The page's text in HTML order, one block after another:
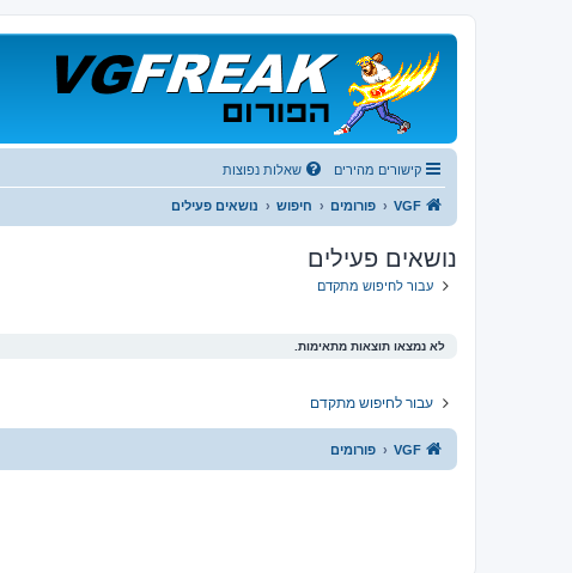
קישורים מהירים שאלות נפוצות
VGF פורומים חיפוש נושאים פעילים
נושאים פעילים
עבור לחיפוש מתקדם
לא נמצאו תוצאות מתאימות.
עבור לחיפוש מתקדם
VGF פורומים